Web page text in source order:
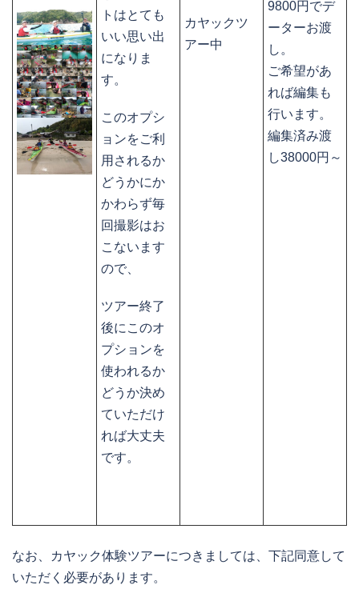
トはとても
いい思い出
になりま
す。
このオプシ
ョンをご利
用されるか
どうかにか
かわらず毎
回撮影はお
こないます
ので、
ツアー終了
後にこのオ
プションを
使われるか
どうか決め
ていただけ
れば大丈夫
です。
カヤックツ
アー中
9800円でデ
ーターお渡
し。
ご希望があ
れば編集も
行います。
編集済み渡
し38000円～
なお、カヤック体験ツアーにつきましては、下記同意して
いただく必要があります。